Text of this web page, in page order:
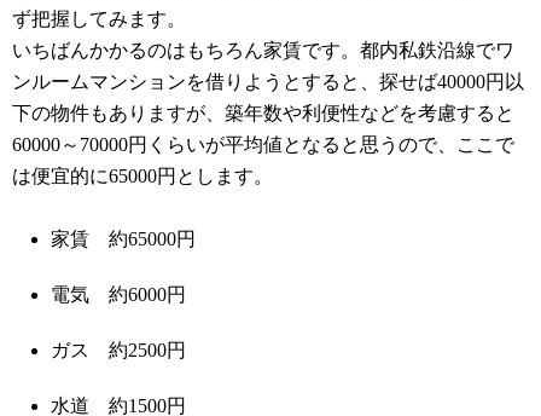
ず把握してみます。
いちばんかかるのはもちろん家賃です。都内私鉄沿線でワ
ンルームマンションを借りようとすると、探せば40000円以
下の物件もありますが、築年数や利便性などを考慮すると
60000～70000円くらいが平均値となると思うので、ここで
は便宜的に65000円とします。
家賃 約65000円
電気 約6000円
ガス 約2500円
水道 約1500円